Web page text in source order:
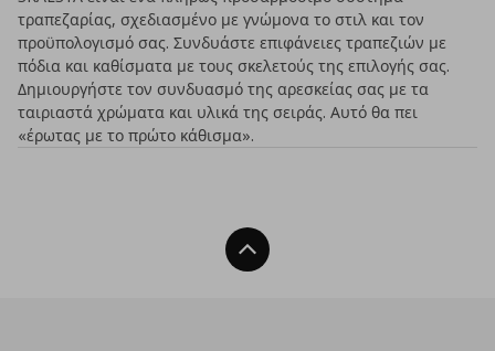
τραπεζαρίας, σχεδιασμένο με γνώμονα το στιλ και τον
προϋπολογισμό σας. Συνδυάστε επιφάνειες τραπεζιών με
πόδια και καθίσματα με τους σκελετούς της επιλογής σας.
Δημιουργήστε τον συνδυασμό της αρεσκείας σας με τα
ταιριαστά χρώματα και υλικά της σειράς. Αυτό θα πει
«έρωτας με το πρώτο κάθισμα».
Back To Top